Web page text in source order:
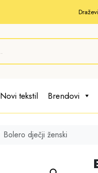
Novi tekstil Brendovi
Bolero dječji ženski